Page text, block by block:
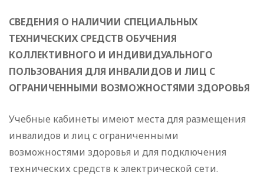
СВЕДЕНИЯ О НАЛИЧИИ СПЕЦИАЛЬНЫХ
ТЕХНИЧЕСКИХ СРЕДСТВ ОБУЧЕНИЯ
КОЛЛЕКТИВНОГО И ИНДИВИДУАЛЬНОГО
ПОЛЬЗОВАНИЯ ДЛЯ ИНВАЛИДОВ И ЛИЦ С
ОГРАНИЧЕННЫМИ ВОЗМОЖНОСТЯМИ ЗДОРОВЬЯ
Учебные кабинеты имеют места для размещения
инвалидов и лиц с ограниченными
возможностями здоровья и для подключения
технических средств к электрической сети.